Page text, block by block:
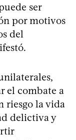
ser
por motivos
del
el combate a
riesgo la vida
delictiva y